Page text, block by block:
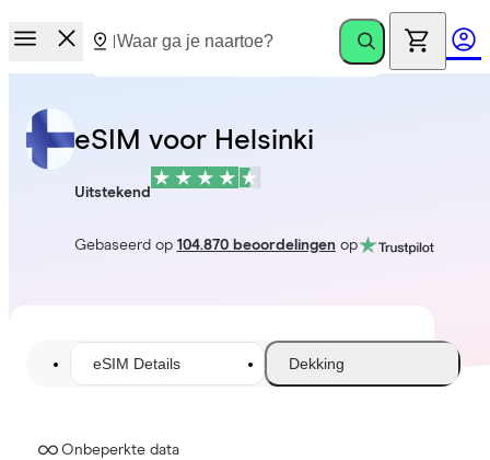
eSIM voor Helsinki
Uitstekend
Gebaseerd op 104.870 beoordelingen op
eSIM Details Dekking
Onbeperkte data